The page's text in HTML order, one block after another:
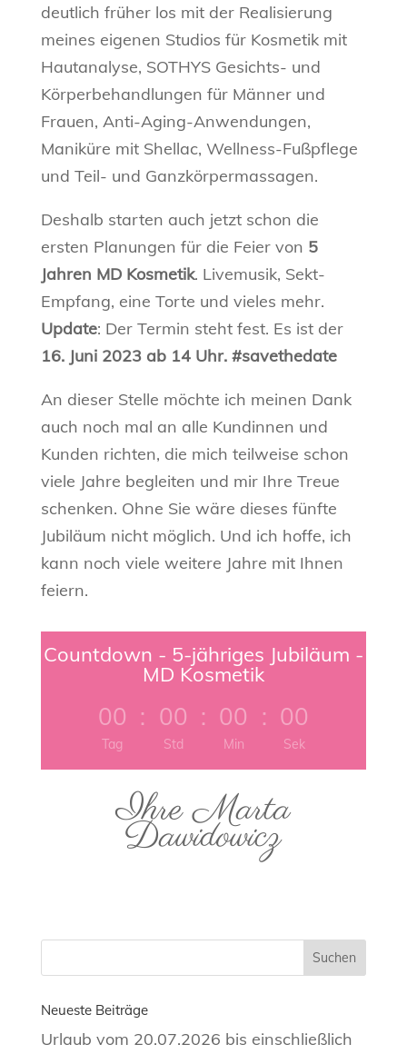
deutlich früher los mit der Realisierung
meines eigenen Studios für Kosmetik mit
Hautanalyse, SOTHYS Gesichts- und
Körperbehandlungen für Männer und
Frauen, Anti-Aging-Anwendungen,
Maniküre mit Shellac, Wellness-Fußpflege
und Teil- und Ganzkörpermassagen.
Deshalb starten auch jetzt schon die
ersten Planungen für die Feier von 5
Jahren MD Kosmetik. Livemusik, Sekt-
Empfang, eine Torte und vieles mehr.
Update: Der Termin steht fest. Es ist der
16. Juni 2023 ab 14 Uhr. #savethedate
An dieser Stelle möchte ich meinen Dank
auch noch mal an alle Kundinnen und
Kunden richten, die mich teilweise schon
viele Jahre begleiten und mir Ihre Treue
schenken. Ohne Sie wäre dieses fünfte
Jubiläum nicht möglich. Und ich hoffe, ich
kann noch viele weitere Jahre mit Ihnen
feiern.
Countdown - 5-jähriges Jubiläum -
MD Kosmetik
000
Tag
: 00
Std
: 00
Min
: 00
Sek
Ihre Marta
Dawidowicz
Neueste Beiträge
Urlaub vom 20.07.2026 bis einschließlich